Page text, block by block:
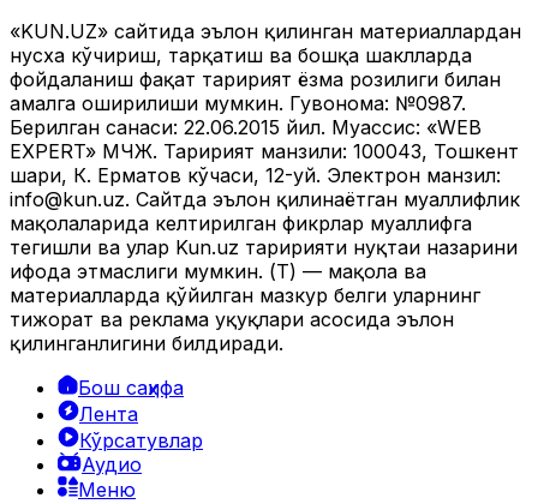
«KUN.UZ» сайтида эълон қилинган материаллардан
нусха кўчириш, тарқатиш ва бошқа шаклларда
фойдаланиш фақат таҳририят ёзма розилиги билан
амалга оширилиши мумкин. Гувоҳнома: №0987.
Берилган санаси: 22.06.2015 йил. Муассис: «WEB
EXPERT» МЧЖ. Таҳририят манзили: 100043, Тошкент
шаҳри, К. Ерматов кўчаси, 12-уй. Электрон манзил:
info@kun.uz. Сайтда эълон қилинаётган муаллифлик
мақолаларида келтирилган фикрлар муаллифга
тегишли ва улар Kun.uz таҳририяти нуқтаи назарини
ифода этмаслиги мумкин. (Т) — мақола ва
материалларда қўйилган мазкур белги уларнинг
тижорат ва реклама ҳуқуқлари асосида эълон
қилинганлигини билдиради.
Бош саҳифа
Лента
Кўрсатувлар
Аудио
Меню